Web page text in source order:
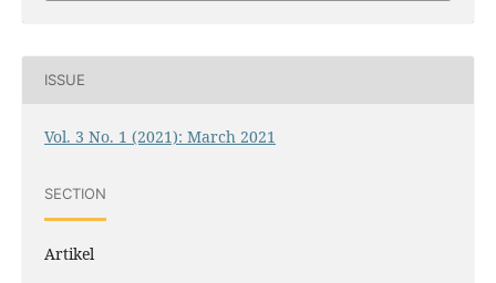
ISSUE
Vol. 3 No. 1 (2021): March 2021
SECTION
Artikel